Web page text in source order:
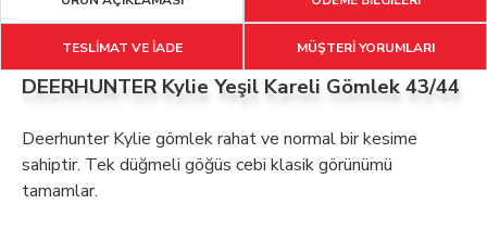
TESLİMAT VE İADE MÜŞTERİ YORUMLARI
DEERHUNTER Kylie Yeşil Kareli Gömlek 43/44
Deerhunter Kylie gömlek rahat ve normal bir kesime
sahiptir. Tek düğmeli göğüs cebi klasik görünümü
tamamlar.